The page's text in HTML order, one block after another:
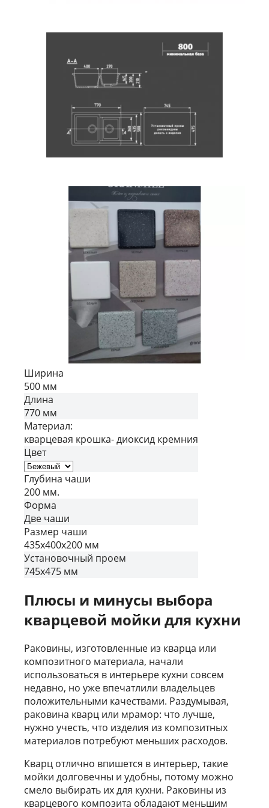
Ширина
500 мм
Длина
770 мм
Материал:
кварцевая крошка- диоксид кремния
Цвет
Глубина чаши
200 мм.
Форма
Две чаши
Размер чаши
435х400х200 мм
Установочный проем
745х475 мм
Плюсы и минусы выбора
кварцевой мойки для кухни
Раковины, изготовленные из кварца или
композитного материала, начали
использоваться в интерьере кухни совсем
недавно, но уже впечатлили владельцев
положительными качествами. Раздумывая,
раковина кварц или мрамор: что лучше,
нужно учесть, что изделия из композитных
материалов потребуют меньших расходов.
Кварц отлично впишется в интерьер, такие
мойки долговечны и удобны, потому можно
смело выбирать их для кухни. Раковины из
кварцевого композита обладают меньшим